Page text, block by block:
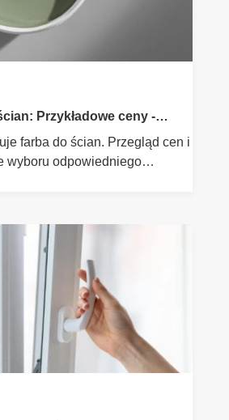
Przykładowe ceny -
farba do ścian. Przegląd cen i
wyboru odpowiedniego